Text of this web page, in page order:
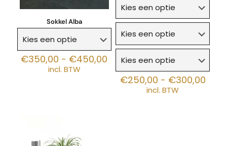
Sokkel Alba
€350,00 - €450,00 Prijsklasse:
€350,00
€450,00
incl. BTW
€250,00 - €300,00
incl. BTW